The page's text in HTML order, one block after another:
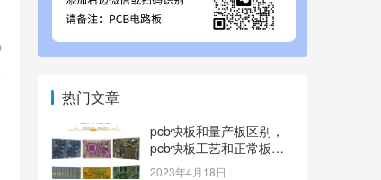
热门文章
pcb快板和量产板区别，
pcb快板工艺和正常板工
艺？
2023年4月18日